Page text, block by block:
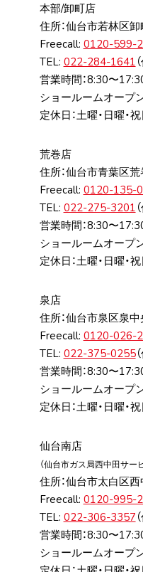
本部/卸町店
住所：仙台市若林区
Freecall: 0120-599-
TEL: 022-284-1641
営業時間：8:30〜
ショールームオープ
定休日：土曜・日曜・
荒巻店
住所：仙台市⻘葉区
Freecall: 0120-135-
TEL: 022-275-3201
営業時間：8:30〜
ショールームオープ
定休日：土曜・日曜・
泉店
住所：仙台市泉区泉
Freecall: 0120-026-
TEL: 022-375-0255
営業時間：8:30〜
ショールームオープ
定休日：土曜・日曜・
仙台南店
（仙台市ガス局⻄中⽥サー
住所：仙台市太⽩区
Freecall: 0120-995-
TEL: 022-306-3357
営業時間：8:30〜
ショールームオープ